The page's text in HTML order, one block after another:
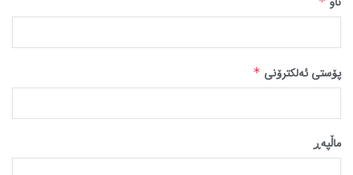
پۆستی ئەلکترۆنی *
ماڵپه‌ڕ